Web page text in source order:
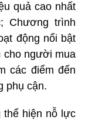
quả cao nhất
Chương trình
động nổi bật
cho người mua
các điểm đến
phụ cận.
thể hiện nỗ lực